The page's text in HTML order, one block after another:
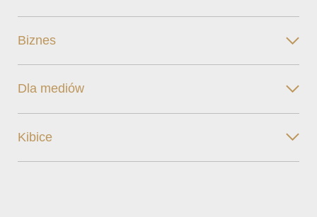
Biznes
Dla mediów
Kibice